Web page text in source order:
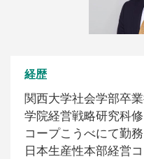
経歴
関西大学社会学部卒
学院経営戦略研究科
コープこうべにて勤務
日本生産性本部経営